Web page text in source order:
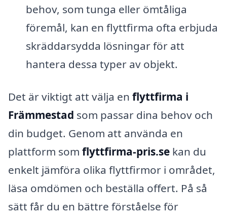
behov, som tunga eller ömtåliga
föremål, kan en flyttfirma ofta erbjuda
skräddarsydda lösningar för att
hantera dessa typer av objekt.
Det är viktigt att välja en flyttfirma i
Främmestad som passar dina behov och
din budget. Genom att använda en
plattform som flyttfirma-pris.se kan du
enkelt jämföra olika flyttfirmor i området,
läsa omdömen och beställa offert. På så
sätt får du en bättre förståelse för